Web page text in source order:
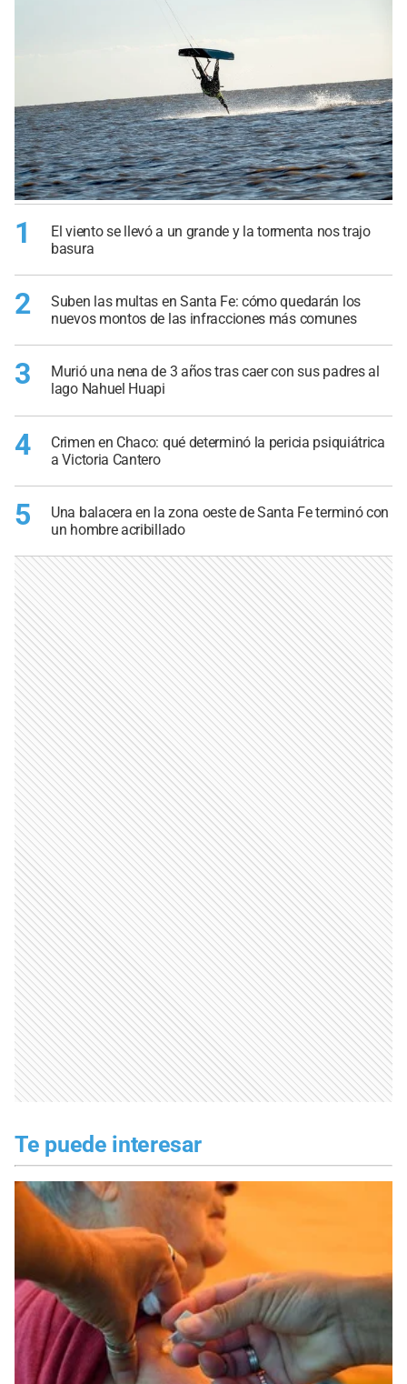
1
El viento se llevó a un grande y la tormenta nos trajo
basura
2
Suben las multas en Santa Fe: cómo quedarán los
nuevos montos de las infracciones más comunes
3
Murió una nena de 3 años tras caer con sus padres al
lago Nahuel Huapi
4
Crimen en Chaco: qué determinó la pericia psiquiátrica
a Victoria Cantero
5
Una balacera en la zona oeste de Santa Fe terminó con
un hombre acribillado
Te puede interesar